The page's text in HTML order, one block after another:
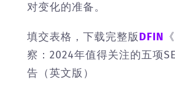
对变化的准备。
填交表格，下载完整版DFIN
察：2024年值得关注的五项
告（英文版）